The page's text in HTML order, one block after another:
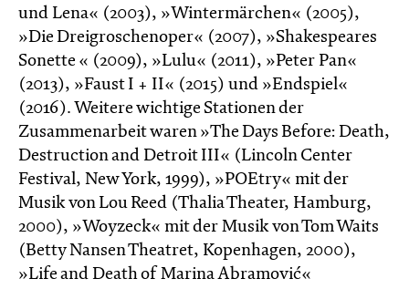
und Lena« (2003), »Wintermärchen« (2005),
»Die Dreigroschenoper« (2007), »Shakespeares
Sonette « (2009), »Lulu« (2011), »Peter Pan«
(2013), »Faust I + II« (2015) und »Endspiel«
(2016). Weitere wichtige Stationen der
Zusammenarbeit waren »The Days Before: Death,
Destruction and Detroit III« (Lincoln Center
Festival, New York, 1999), »POEtry« mit der
Musik von Lou Reed (Thalia Theater, Hamburg,
2000), »Woyzeck« mit der Musik von Tom Waits
(Betty Nansen Theatret, Kopenhagen, 2000),
»Life and Death of Marina Abramović«